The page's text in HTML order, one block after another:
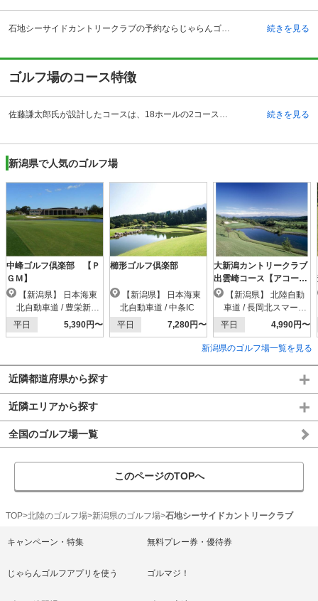
石地シーサイドカントリークラブの予約ならじゃらんゴルフ。カートの有無や利用税、キャンセル料、ナイター設備、駐車場などのコース情報はもちろん、口コミ、フォトギャラリーなどコースの難易度や攻略に役立つ情報充実、予約する度にポイントが貯まるのでお得にゴルフをお楽しみ頂けます。 日本海を一望できる、洗練されたコースが自慢の石地シーサイドカントリークラブは、心地よい潮風に吹かれながらプレーを楽しめることから人気があります。こちらのゴルフ場は冬期もプレーが楽しめるので、いつでも安心して訪れることができるのがうれしいですね。クラブハウスはとてもスタイリッシュなつくりで、施設内の各所に、利用者が心地よい時間を過ごせるよう工夫をこらしてあります。こちらのゴルフ場にはモーニングコーヒーの無料サービスがあり、プレー前に必ず召し上がるほどお気に入りという顧客がいらっしゃるほど。浴場からは日本海が一望でき、プレー後の疲れや日常のストレスを癒してくれます。レストランの食事も定評があります。 続きを見る
ゴルフ場のコース特徴
佐藤謙太郎氏が設計したコースは、18ホールの2コースで構成されています。丘陵コースで、コース自体の高低差は少ないものの、海風の影響を非常に受けやすく、プレイヤーは頭を抱えることになりそう。ホールは全体的に距離が短め、コンパクトにまとまっているので正確なショットが求められますが、狙った場所にきちんと落としていけば、スコアを縮めやすいです。11番ホールはパー3のショートホール、距離感が掴みにくいレイアウトですが、ある程度飛距離が必要となりますので、大きめのクラブを使ってみましょう。18番ホールはクリークを超えるミドルホール、まっすぐどこまでも飛ばせばOKなので、ツーオンを狙って思いっきり打ってみて。 続きを見る
新潟県で人気のゴルフ場
中峰ゴルフ倶楽部 【Ｐ
ＧＭ】
北自動車道 / 豊栄新潟
東港IC
平日 5,390円〜
櫛形ゴルフ倶楽部
北自動車道 / 中条IC
平日
7,280円〜
大新潟カントリークラブ
出雲崎コース【アコーデ
ィア】
車道 / 長岡北スマートI
C
平日 4,990円〜
新潟県のゴルフ場一覧を見る
近隣都道府県から探す
近隣エリアから探す
全国のゴルフ場一覧
このページのTOPへ
TOP 北陸のゴルフ場 新潟県のゴルフ場 石地シーサイドカントリークラブ
キャンペーン・特集 無料プレー券・優待券
じゃらんゴルフアプリを使う ゴルマジ！